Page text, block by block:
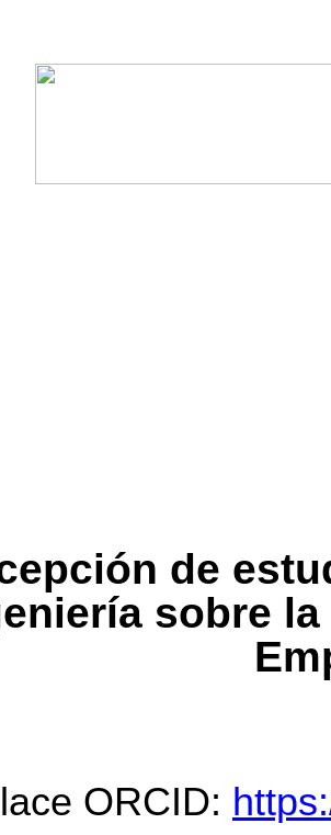
de
sobre
ORCID: